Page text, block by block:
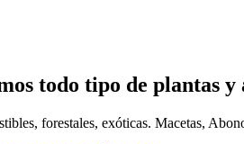
todo tipo de plantas
forestales, exóticas. Macetas,